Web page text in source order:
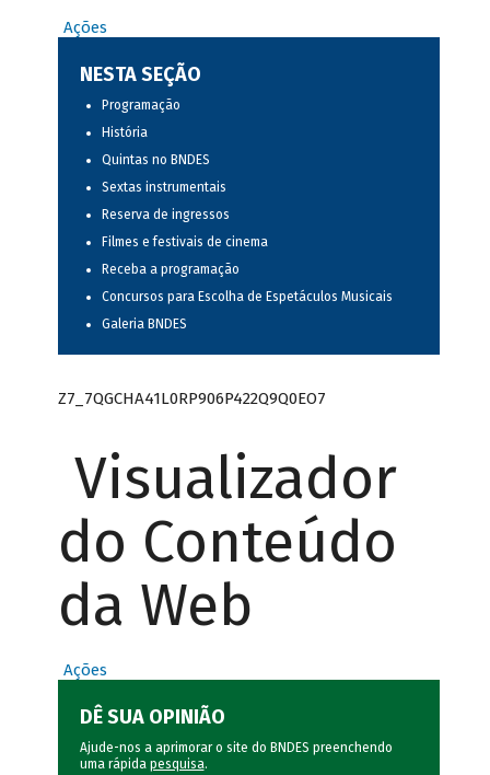
Ações
NESTA SEÇÃO
Programação
História
Quintas no BNDES
Sextas instrumentais
Reserva de ingressos
Filmes e festivais de cinema
Receba a programação
Concursos para Escolha de Espetáculos Musicais
Galeria BNDES
Z7_7QGCHA41L0RP906P422Q9Q0EO7
Visualizador
do Conteúdo
da Web
Ações
DÊ SUA OPINIÃO
Ajude-nos a aprimorar o site do BNDES preenchendo
uma rápida pesquisa.